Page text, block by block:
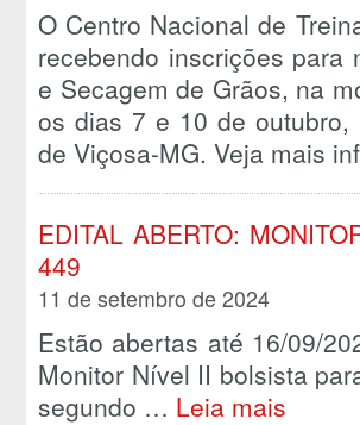
O Centro Nacional de
recebendo inscrições para
e Secagem de Grãos, na
os dias 7 e 10 de outubro,
de Viçosa-MG. Veja mais
EDITAL ABERTO:
449
11 de setembro de 2024
Estão abertas até 16/09/
Monitor Nível II bolsista
segundo … Leia mais